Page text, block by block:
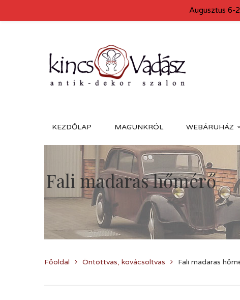
KEZDŐLAP MAGUNKRÓL WEBÁRUHÁZ
Fali madaras hőmérő
Főoldal Öntöttvas, kovácsoltvas Fali madaras
Augusztus 6-